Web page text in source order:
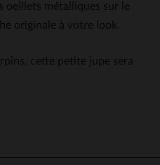
oeillets métalliques sur le
originale à votre look.
cette petite jupe sera